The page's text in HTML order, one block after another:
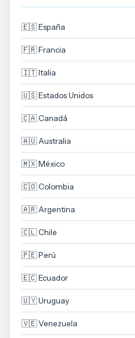
🇪🇸 España
🇫🇷 Francia
🇮🇹 Italia
🇺🇸 Estados Unidos
🇨🇦 Canadá
🇦🇺 Australia
🇲🇽 México
🇨🇴 Colombia
🇦🇷 Argentina
🇨🇱 Chile
🇵🇪 Perú
🇪🇨 Ecuador
🇺🇾 Uruguay
🇻🇪 Venezuela